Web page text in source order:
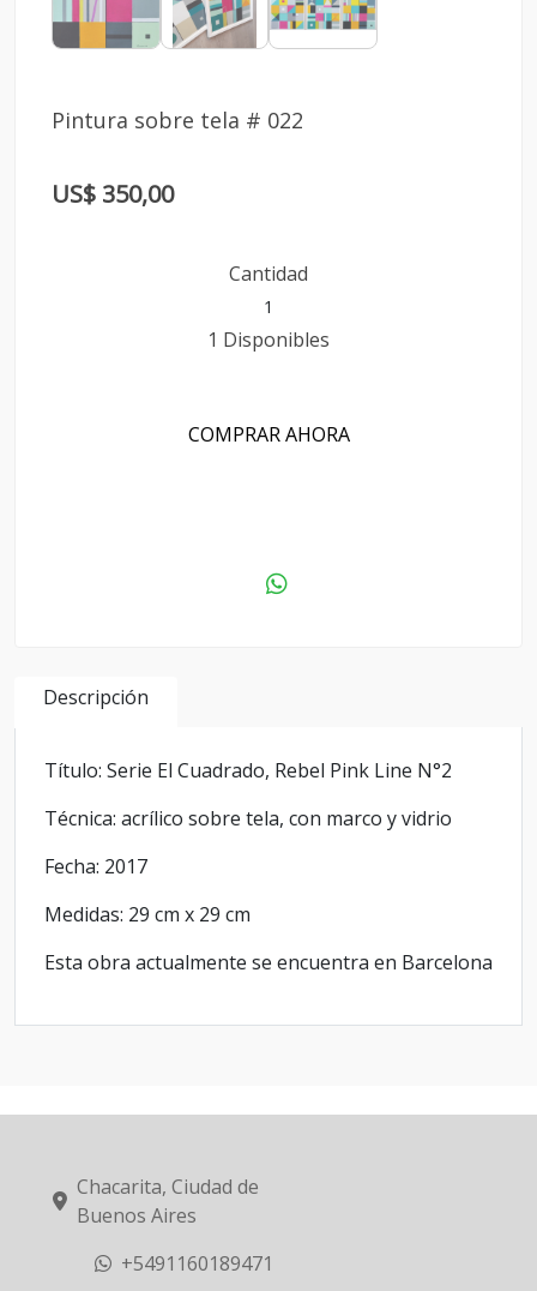
Pintura sobre tela # 022
US$ 350,00
Cantidad
1 Disponibles
COMPRAR AHORA
Descripción
Título: Serie El Cuadrado, Rebel Pink Line N°2
Técnica: acrílico sobre tela, con marco y vidrio
Fecha: 2017
Medidas: 29 cm x 29 cm
Esta obra actualmente se encuentra en Barcelona
Chacarita, Ciudad de
Buenos Aires
+5491160189471